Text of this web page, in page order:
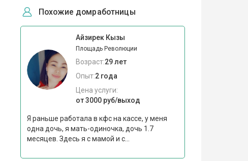
Похожие домработницы
Айзирек Кызы
Площадь Революции
Возраст:29 лет
Опыт:2 года
Цена услуги:
от 3000 руб/выход
Я раньше работала в кфс на кассе, у меня
одна дочь, я мать-одиночка, дочь 1.7
месяцев. Здесь я с мамой и с...